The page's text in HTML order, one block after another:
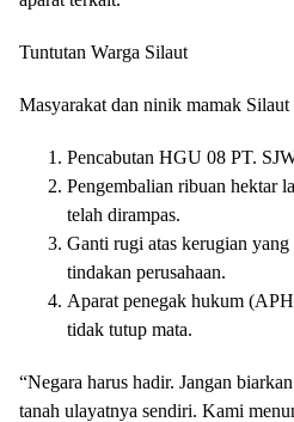
Tuntutan Warga Silaut
Masyarakat dan ninik mamak Silaut
Pencabutan HGU 08 PT.
Pengembalian ribuan hektar
telah dirampas.
Ganti rugi atas kerugian
tindakan perusahaan.
Aparat penegak hukum
tidak tutup mata.
“Negara harus hadir. Jangan
tanah ulayatnya sendiri. Kami